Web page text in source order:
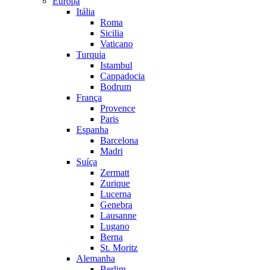
Itália
Roma
Sicilia
Vaticano
Turquia
Istambul
Cappadocia
Bodrum
França
Provence
Paris
Espanha
Barcelona
Madri
Suíça
Zermatt
Zurique
Lucerna
Genebra
Lausanne
Lugano
Berna
St. Moritz
Alemanha